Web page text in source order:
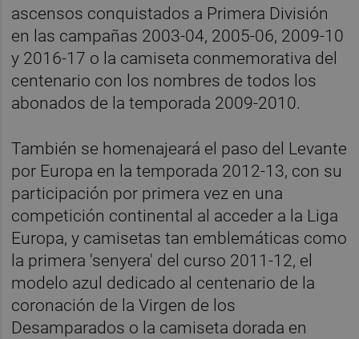
ascensos conquistados a Primera División
en las campañas 2003-04, 2005-06, 2009-10
y 2016-17 o la camiseta conmemorativa del
centenario con los nombres de todos los
abonados de la temporada 2009-2010.
También se homenajeará el paso del Levante
por Europa en la temporada 2012-13, con su
participación por primera vez en una
competición continental al acceder a la Liga
Europa, y camisetas tan emblemáticas como
la primera 'senyera' del curso 2011-12, el
modelo azul dedicado al centenario de la
coronación de la Virgen de los
Desamparados o la camiseta dorada en